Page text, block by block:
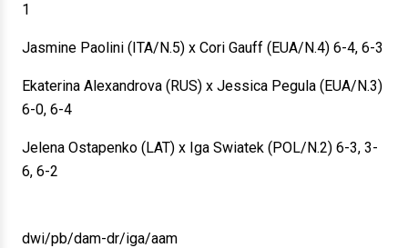
1
Jasmine Paolini (ITA/N.5) x Cori Gauff (EUA/N.4) 6-4, 6-3
Ekaterina Alexandrova (RUS) x Jessica Pegula (EUA/N.3)
6-0, 6-4
Jelena Ostapenko (LAT) x Iga Swiatek (POL/N.2) 6-3, 3-
6, 6-2
dwi/pb/dam-dr/iga/aam